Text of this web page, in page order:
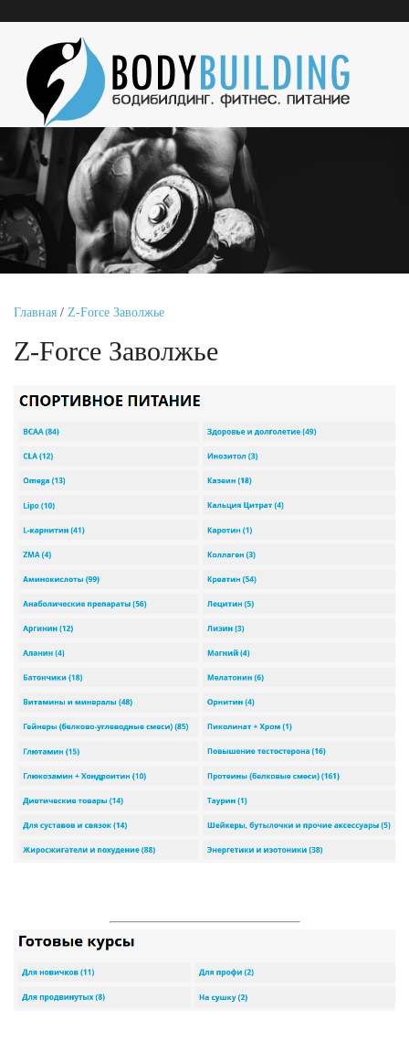
Главная / Z-Force Заволжье
Z-Force Заволжье